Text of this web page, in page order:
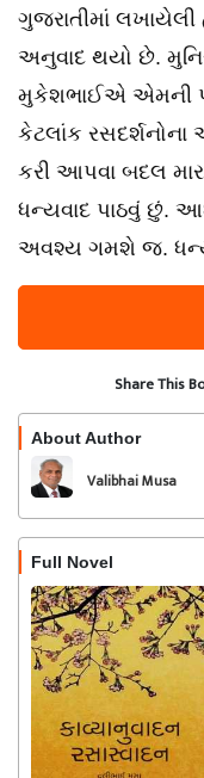
ગુજરાતીમાં
અનુવાદ થયો છે.
મુકેશભાઈએ એમની
કેટલાંક રસદર્શનોના
કરી આપવા બદલ
ધન્યવાદ પાઠવું છું.
અવશ્ય ગમશે જ.
Share This
About Author
Valibhai Musa
Full Novel